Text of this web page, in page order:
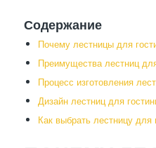
Содержание
Почему лестницы для
Преимущества лестниц
Процесс изготовления
Дизайн лестниц для
Как выбрать лестницу для